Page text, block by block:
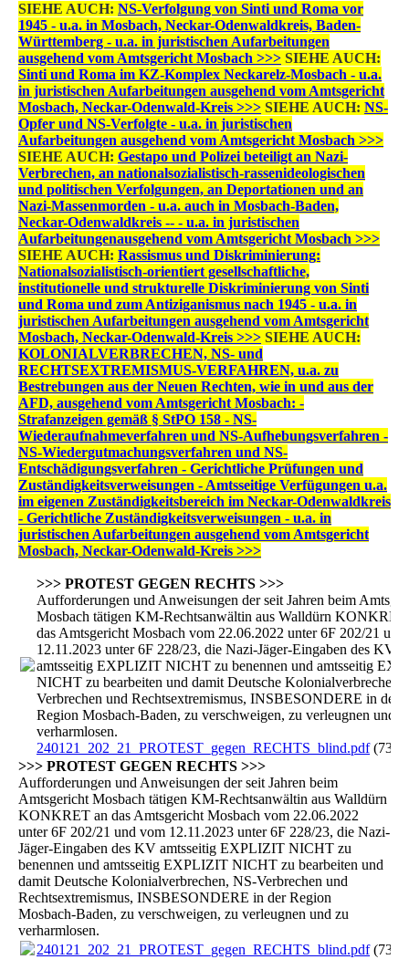
SIEHE AUCH: NS-Verfolgung von Sinti und Roma vor
1945 - u.a. in Mosbach, Neckar-Odenwaldkreis, Baden-
Württemberg - u.a. in juristischen Aufarbeitungen
ausgehend vom Amtsgericht Mosbach >>> SIEHE AUCH:
Sinti und Roma im KZ-Komplex Neckarelz-Mosbach - u.a.
in juristischen Aufarbeitungen ausgehend vom Amtsgericht
Mosbach, Neckar-Odenwald-Kreis >>> SIEHE AUCH: NS-
Opfer und NS-Verfolgte - u.a. in juristischen
Aufarbeitungen ausgehend vom Amtsgericht Mosbach >>>
SIEHE AUCH: Gestapo und Polizei beteiligt an Nazi-
Verbrechen, an nationalsozialistisch-rassenideologischen
und politischen Verfolgungen, an Deportationen und an
Nazi-Massenmorden - u.a. auch in Mosbach-Baden,
Neckar-Odenwaldkreis -- - u.a. in juristischen
Aufarbeitungenausgehend vom Amtsgericht Mosbach >>>
SIEHE AUCH: Rassismus und Diskriminierung:
Nationalsozialistisch-orientiert gesellschaftliche,
institutionelle und strukturelle Diskriminierung von Sinti
und Roma und zum Antiziganismus nach 1945 - u.a. in
juristischen Aufarbeitungen ausgehend vom Amtsgericht
Mosbach, Neckar-Odenwald-Kreis >>> SIEHE AUCH:
KOLONIALVERBRECHEN, NS- und
RECHTSEXTREMISMUS-VERFAHREN, u.a. zu
Bestrebungen aus der Neuen Rechten, wie in und aus der
AFD, ausgehend vom Amtsgericht Mosbach: -
Strafanzeigen gemäß § StPO 158 - NS-
Wiederaufnahmeverfahren und NS-Aufhebungsverfahren -
NS-Wiedergutmachungsverfahren und NS-
Entschädigungsverfahren - Gerichtliche Prüfungen und
Zuständigkeitsverweisungen - Amtsseitige Verfügungen u.a.
im eigenen Zuständigkeitsbereich im Neckar-Odenwaldkreis
- Gerichtliche Zuständigkeitsverweisungen - u.a. in
juristischen Aufarbeitungen ausgehend vom Amtsgericht
Mosbach, Neckar-Odenwald-Kreis >>>
>>> PROTEST GEGEN RECHTS >>>
Aufforderungen und Anweisungen der seit Jahren beim
Mosbach tätigen KM-Rechtsanwältin aus Walldürn KONKRET
das Amtsgericht Mosbach vom 22.06.2022 unter 6F 202/21
12.11.2023 unter 6F 228/23, die Nazi-Jäger-Eingaben des KV
amtsseitig EXPLIZIT NICHT zu benennen und amtsseitig
NICHT zu bearbeiten und damit Deutsche Kolonialverbrechen,
Verbrechen und Rechtsextremismus, INSBESONDERE in der
Region Mosbach-Baden, zu verschweigen, zu verleugnen und
verharmlosen.
240121_202_21_PROTEST_gegen_RECHTS_blind.pdf
>>> PROTEST GEGEN RECHTS >>>
Aufforderungen und Anweisungen der seit Jahren beim
Amtsgericht Mosbach tätigen KM-Rechtsanwältin aus Walldürn
KONKRET an das Amtsgericht Mosbach vom 22.06.2022
unter 6F 202/21 und vom 12.11.2023 unter 6F 228/23, die Nazi-
Jäger-Eingaben des KV amtsseitig EXPLIZIT NICHT zu
benennen und amtsseitig EXPLIZIT NICHT zu bearbeiten und
damit Deutsche Kolonialverbrechen, NS-Verbrechen und
Rechtsextremismus, INSBESONDERE in der Region
Mosbach-Baden, zu verschweigen, zu verleugnen und zu
verharmlosen.
240121_202_21_PROTEST_gegen_RECHTS_blind.pdf